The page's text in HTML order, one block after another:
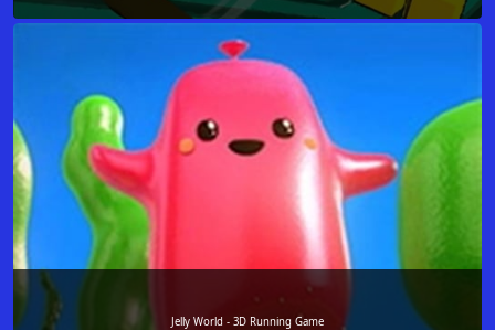
Jelly World - 3D Running Game